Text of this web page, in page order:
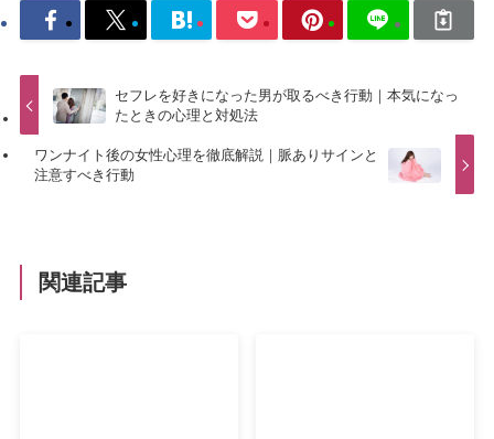
セフレを好きになった男が取るべき行動｜本気になっ
たときの心理と対処法
ワンナイト後の女性心理を徹底解説｜脈ありサインと
注意すべき行動
関連記事